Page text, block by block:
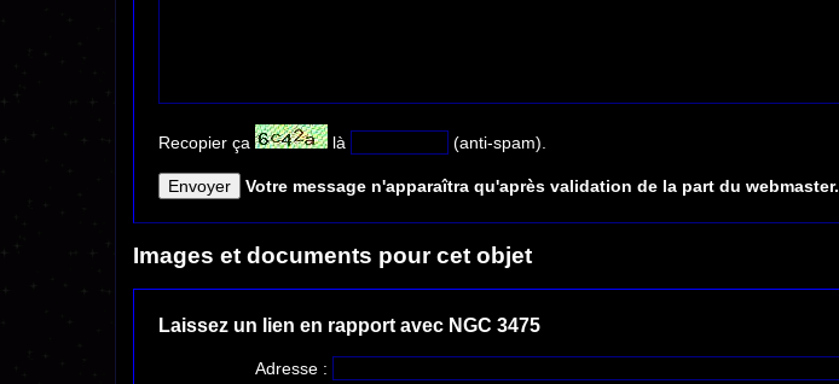
Recopier ça là (anti-spam).
Votre message n'apparaîtra qu'après validation de la part du webmaster.
Images et documents pour cet objet
Laissez un lien en rapport avec NGC 3475
Adresse :